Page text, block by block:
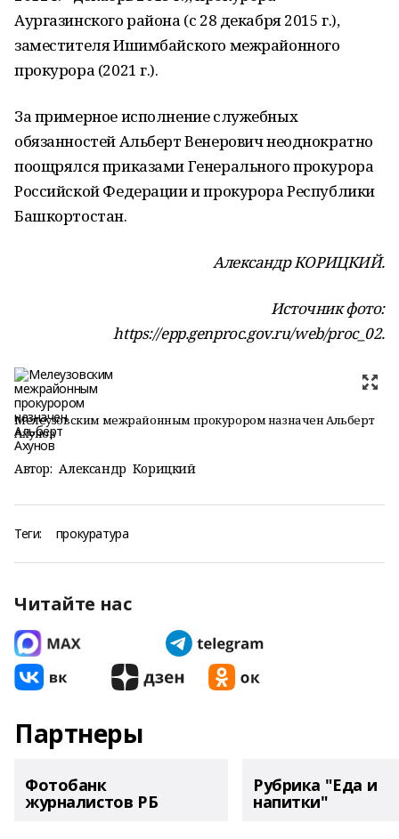
Аургазинского района (с 28 декабря 2015 г.),
заместителя Ишимбайского межрайонного
прокурора (2021 г.).
За примерное исполнение служебных
обязанностей Альберт Венерович неоднократно
поощрялся приказами Генерального прокурора
Российской Федерации и прокурора Республики
Башкортостан.
Александр КОРИЦКИЙ.
Источник фото:
https://epp.genproc.gov.ru/web/proc_02.
Мелеузовским межрайонным прокурором назначен Альберт
Ахунов
Автор: Александр Корицкий
Теги: прокуратура
Читайте нас
Партнеры
Фотобанк
журналистов РБ
Рубрика "Еда и
напитки"